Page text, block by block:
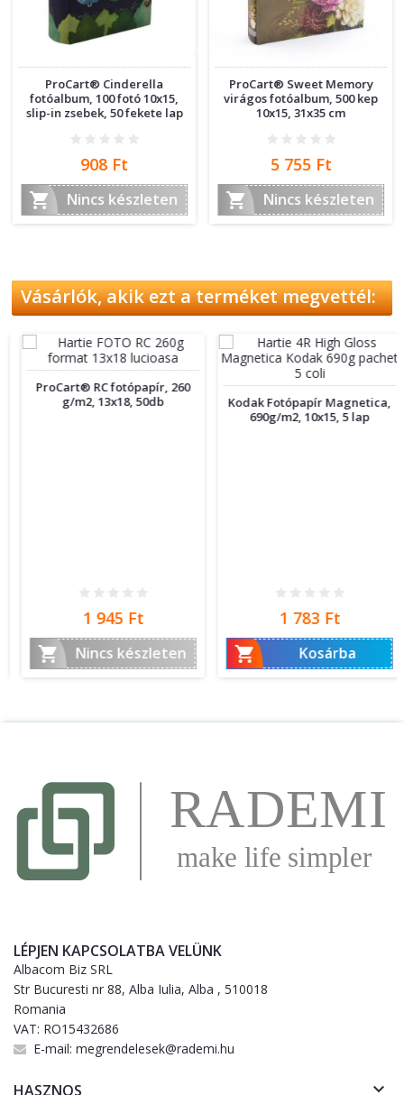
ProCart® Cinderella
fotóalbum, 100 fotó 10x15,
slip-in zsebek, 50 fekete lap
Ár
908 Ft

Nincs készleten
ProCart® Sweet Memory
virágos fotóalbum, 500 kep
10x15, 31x35 cm
Ár
5 755 Ft

Nincs készleten
Vásárlók, akik ezt a terméket megvettél:
ProCart® RC fotópapír, 260
g/m2, 13x18, 50db
Ár
1 945 Ft

Nincs készleten
Kodak Fotópapír Magnetica,
690g/m2, 10x15, 5 lap
Ár
1 783 Ft

Kosárba
LÉPJEN KAPCSOLATBA VELÜNK
Albacom Biz SRL
Str Bucuresti nr 88, Alba Iulia, Alba , 510018
Romania
VAT: RO15432686
E-mail: megrendelesek@rademi.hu
HASZNOS 